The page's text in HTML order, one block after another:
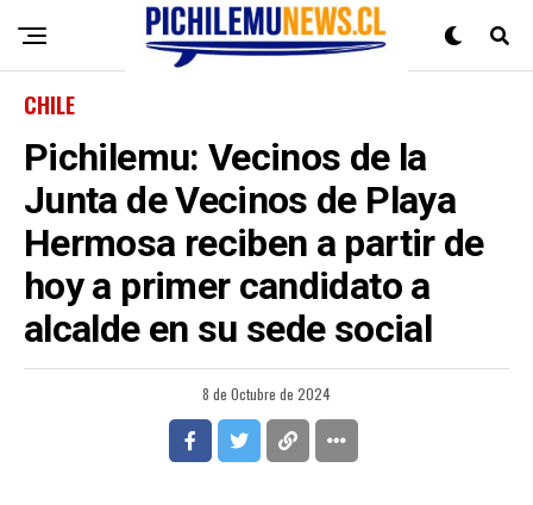
CHILE
Pichilemu: Vecinos de la
Junta de Vecinos de Playa
Hermosa reciben a partir de
hoy a primer candidato a
alcalde en su sede social
8 de Octubre de 2024